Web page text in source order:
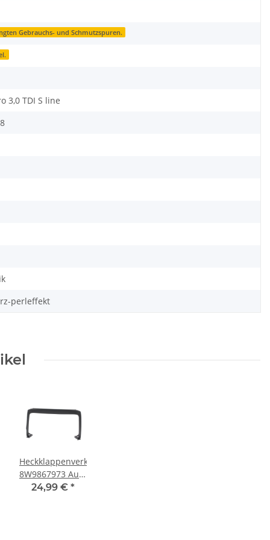
Gebrauchs- und Schmutzspuren.
3,0 TDI S line
perleffekt
Heckklappenverkleidung
8W9867973 Audi
A4 8W B9 Avant
24,99 € *